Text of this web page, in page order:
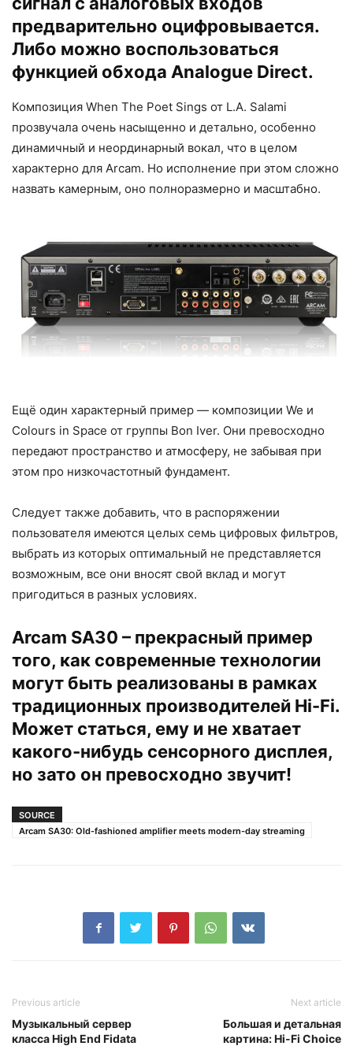
предварительно оцифровывается.
Либо можно воспользоваться
функцией обхода Analogue Direct.
Композиция When The Poet Sings от L.A. Salami
прозвучала очень насыщенно и детально, особенно
динамичный и неординарный вокал, что в целом
характерно для Arcam. Но исполнение при этом сложно
назвать камерным, оно полноразмерно и масштабно.
Ещё один характерный пример — композиции We и
Colours in Space от группы Bon Iver. Они превосходно
передают пространство и атмосферу, не забывая при
этом про низкочастотный фундамент.
Следует также добавить, что в распоряжении
пользователя имеются целых семь цифровых фильтров,
выбрать из которых оптимальный не представляется
возможным, все они вносят свой вклад и могут
пригодиться в разных условиях.
Arcam SA30 – прекрасный пример
того, как современные технологии
могут быть реализованы в рамках
традиционных производителей Hi-Fi.
Может статься, ему и не хватает
какого-нибудь сенсорного дисплея,
но зато он превосходно звучит!
SOURCE
Arcam SA30: Old-fashioned amplifier meets modern-day streaming
Previous article
Музыкальный сервер
класса High End Fidata
Next article
Большая и детальная
картина: Hi-Fi Choice